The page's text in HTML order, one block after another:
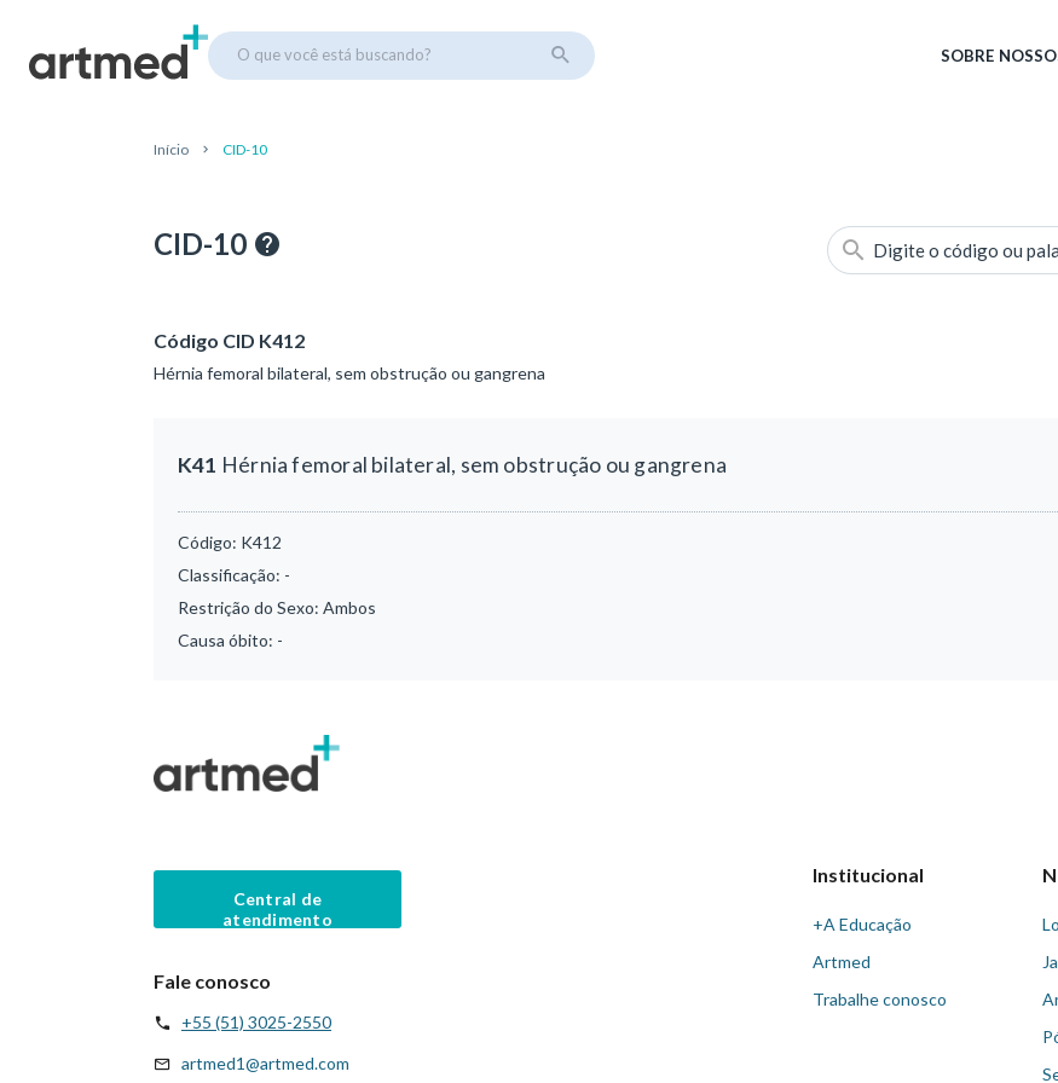
O que você está buscando? SOBRE
Início CID-10
CID-10 Digite o código ou
Código CID K412
Hérnia femoral bilateral, sem obstrução ou gangrena
K41 Hérnia femoral bilateral, sem obstrução ou gangrena
Código: K412
Classificação: -
Restrição do Sexo: Ambos
Causa óbito: -
Central de
atendimento
Fale conosco
+55 (51) 3025-2550
artmed1@artmed.com
Institucional
+A Educação
Artmed
Trabalhe conosco